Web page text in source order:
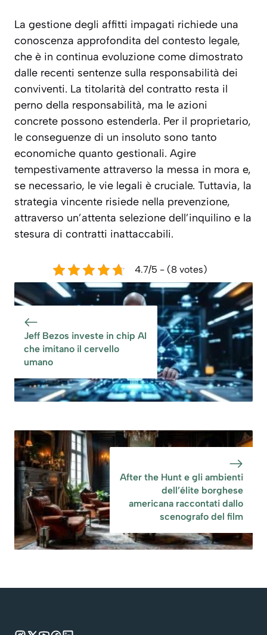
La gestione degli affitti impagati richiede una
conoscenza approfondita del contesto legale,
che è in continua evoluzione come dimostrato
dalle recenti sentenze sulla responsabilità dei
conviventi. La titolarità del contratto resta il
perno della responsabilità, ma le azioni
concrete possono estenderla. Per il proprietario,
le conseguenze di un insoluto sono tanto
economiche quanto gestionali. Agire
tempestivamente attraverso la messa in mora e,
se necessario, le vie legali è cruciale. Tuttavia, la
strategia vincente risiede nella prevenzione,
attraverso un’attenta selezione dell’inquilino e la
stesura di contratti inattaccabili.
4.7/5 - (8 votes)
Jeff Bezos investe in chip AI
che imitano il cervello
umano
After the Hunt e gli ambienti
dell’élite borghese
americana raccontati dallo
scenografo del film